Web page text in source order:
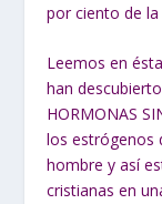
por ciento de
Leemos en
han
HORMONAS
los estrógenos
hombre y así
cristianas en